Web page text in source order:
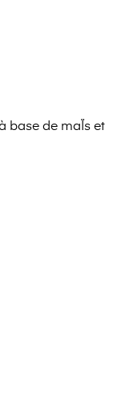
base de maÏs et